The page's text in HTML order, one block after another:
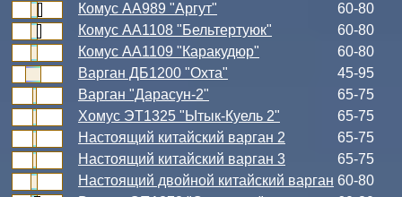
Комус АА989 "Аргут"
60-80
Комус АА1108 "Бельтертуюк"
60-80
Комус АА1109 "Каракудюр"
60-80
Варган ДБ1200 "Охта"
45-95
Варган "Дарасун-2"
65-75
Хомус ЭТ1325 "Ытык-Куель 2"
65-75
Настоящий китайский варган 2
65-75
Настоящий китайский варган 3
65-75
Настоящий двойной китайский варган 60-80